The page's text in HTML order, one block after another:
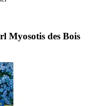
Myosotis des Bois